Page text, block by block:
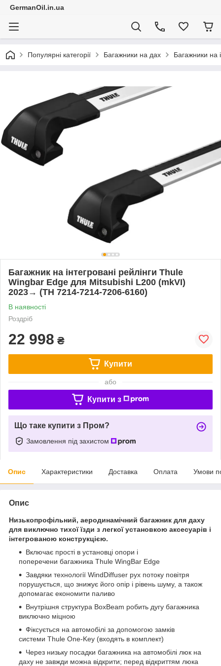
GermanOil.in.ua
Популярні категорії Багажники на дах Багажники на
Багажник на інтегровані рейлінги Thule
Wingbar Edge для Mitsubishi L200 (mkVI)
2023→ (TH 7214-7214-7206-6160)
В наявності
Роздріб
22 998 ₴
Купити
або
Купити з
Що таке купити з Пром?
Замовлення під захистом
Опис Характеристики Доставка Оплата Умови
Опис
Низькопрофільний, аеродинамічний багажник для даху
для виключно тихої їзди з легкої установкою аксесуарів і
інтегрованою конструкцією.
Включає прості в установці опори і
поперечени багажника Thule WingBar Edge
Завдяки технології WindDiffuser рух потоку повітря
порушується, що знижує його опір і рівень шуму, а також
допомагає економити паливо
Внутрішня структура BoxBeam робить дугу багажника
виключно міцною
Фіксується на автомобілі за допомогою замків
системи Thule One-Key (входять в комплект)
Через низьку посадки багажника на автомобілі люк на
даху не завжди можна відкрити; перед відкриттям люка